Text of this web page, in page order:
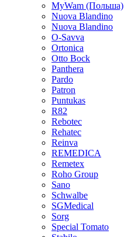
MyWam (Польша)
Nuova Blandino
Nuova Blandino
O-Savva
Ortonica
Otto Bock
Panthera
Pardo
Patron
Puntukas
R82
Rebotec
Rehatec
Reinva
REMEDICA
Remetex
Roho Group
Sano
Schwalbe
SGMedical
Sorg
Special Tomato